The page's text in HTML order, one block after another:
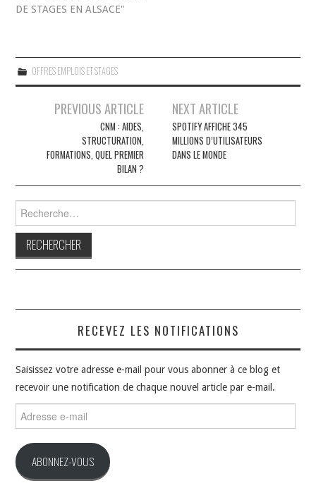
DE STAGES EN ALSACE"
OFFRES EMPLOIS ET STAGES
Navigation
articles
PREVIOUS ARTICLE
CNM : AIDES,
STRUCTURATION,
FORMATIONS, QUEL PREMIER
BILAN ?
NEXT ARTICLE
SPOTIFY AFFICHE 345
MILLIONS D’UTILISATEURS
DANS LE MONDE
Rechercher :
RECEVEZ LES NOTIFICATIONS
Saisissez votre adresse e-mail pour vous abonner à ce blog et
recevoir une notification de chaque nouvel article par e-mail.
Adresse
e-
ABONNEZ-VOUS